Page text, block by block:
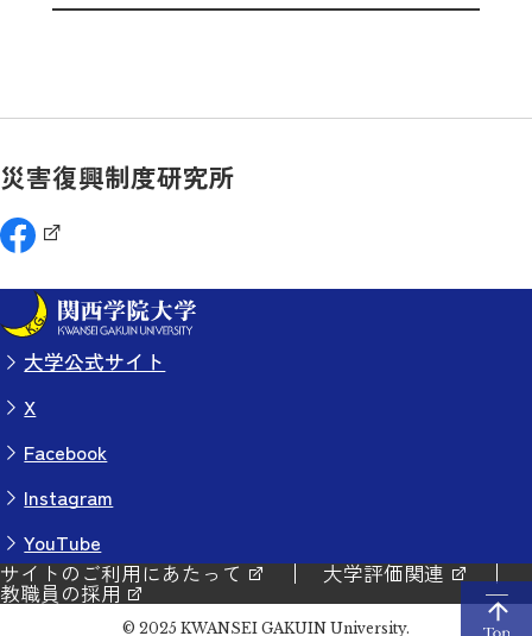
災害復興制度研究所
大学公式サイト
X
Facebook
Instagram
YouTube
サイトのご利用にあたって
大学評価関連
教職員の採用
© 2025 KWANSEI GAKUIN University.